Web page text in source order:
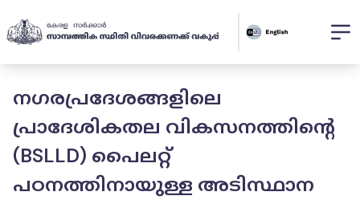
നഗരപ്രദേശങ്ങളിലെ
പ്രാദേശികതല വികസനത്തിന്റെ
(BSLLD) പൈലറ്റ്
പഠനത്തിനായുള്ള അടിസ്ഥാന